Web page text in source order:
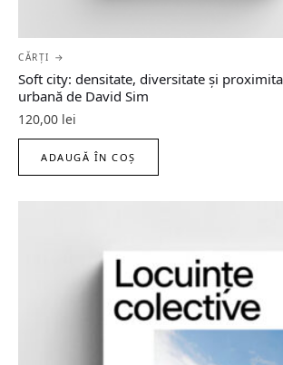
CĂRȚI →
Soft city: densitate, diversitate şi
urbană de David Sim
120,00 lei
ADAUGĂ ÎN COȘ